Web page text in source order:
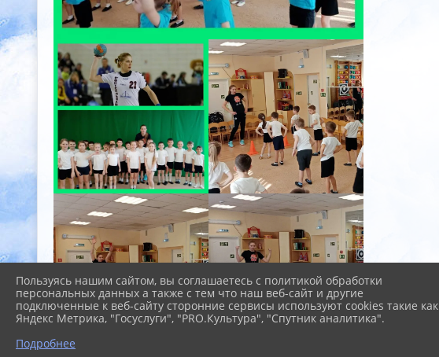
Пользуясь нашим сайтом, вы соглашаетесь с политикой обработки
персональных данных а также с тем что наш веб-сайт и другие
подключенные к веб-сайту сторонние сервисы используют cookies такие как
Яндекс Метрика, "Госуслуги", "PRO.Культура", "Спутник аналитика".
Подробнее